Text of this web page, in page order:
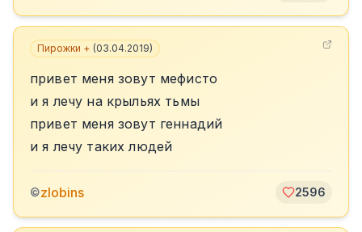
Пирожки + (03.04.2019)
привет меня зовут мефисто
и я лечу на крыльях тьмы
привет меня зовут геннадий
и я лечу таких людей
©zlobins 2596